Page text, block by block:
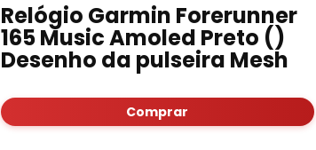
Relógio Garmin Forerunner
165 Music Amoled Preto ()
Desenho da pulseira Mesh
Comprar